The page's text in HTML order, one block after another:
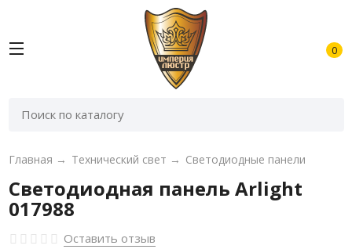
0
Главная → Технический свет → Светодиодные панели
Светодиодная панель Arlight
017988
Оставить отзыв